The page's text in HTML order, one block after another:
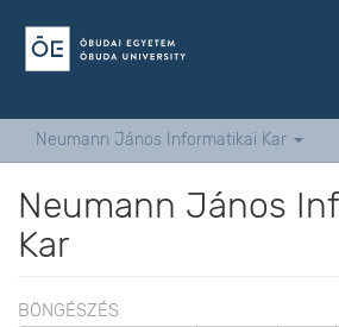
Neumann János Informatikai Kar
Neumann János
Kar
BÖNGÉSZÉS